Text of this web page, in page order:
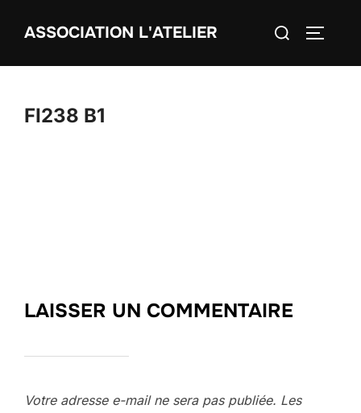
ASSOCIATION L'ATELIER Rechercher :
FI238 B1
LAISSER UN COMMENTAIRE
Votre adresse e-mail ne sera pas publiée. Les